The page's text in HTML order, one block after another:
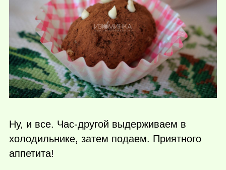
Ну, и все. Час-другой выдерживаем в
холодильнике, затем подаем. Приятного
аппетита!